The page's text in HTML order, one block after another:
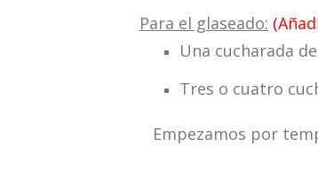
Para el glaseado:
Una cucharada
Tres o cuatro
Empezamos por